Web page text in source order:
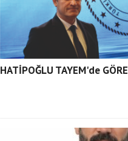
HATİPOĞLU TAYEM'de